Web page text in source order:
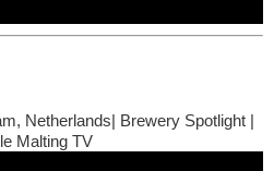
Netherlands| Brewery Spotlight |
Malting TV